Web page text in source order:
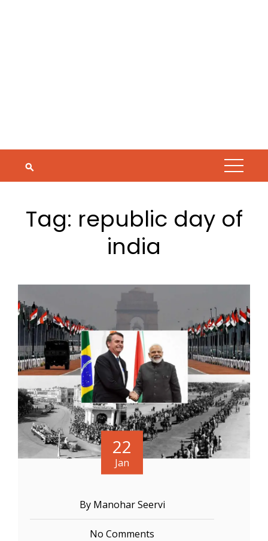
Tag: republic day of
india
22
Jan
By Manohar Seervi
No Comments